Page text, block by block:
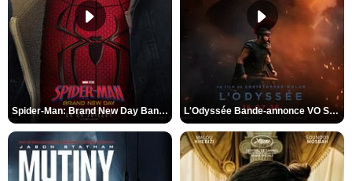
Spider-Man: Brand New Day Bande-annonce VO STFR L'Odyssée Bande-annonce VO STFR